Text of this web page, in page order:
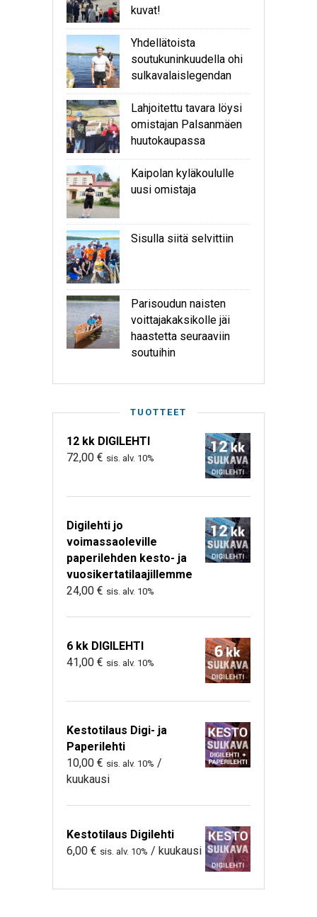
kuvat!
Yhdellätoista
soutukuninkuudella ohi
sulkavalaislegendan
Lahjoitettu tavara löysi
omistajan Palsanmäen
huutokaupassa
Kaipolan kyläkoululle
uusi omistaja
Sisulla siitä selvittiin
Parisoudun naisten
voittajakaksikolle jäi
haastetta seuraaviin
soutuihin
TUOTTEET
12 kk DIGILEHTI
72,00 € sis. alv. 10%
Digilehti jo
voimassaoleville
paperilehden kesto- ja
vuosikertatilaajillemme
24,00 € sis. alv. 10%
6 kk DIGILEHTI
41,00 € sis. alv. 10%
Kestotilaus Digi- ja
Paperilehti
10,00 € sis. alv. 10% /
kuukausi
Kestotilaus Digilehti
6,00 € sis. alv. 10% / kuukausi